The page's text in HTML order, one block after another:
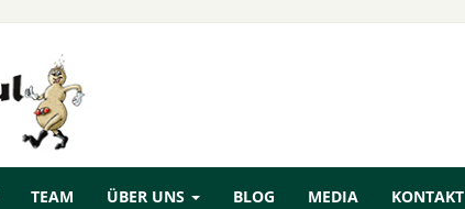
TEAM ÜBER UNS BLOG MEDIA KONTAKT